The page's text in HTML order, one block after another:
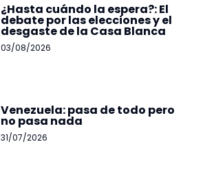
¿Hasta cuándo la espera?: El
debate por las elecciones y el
desgaste de la Casa Blanca
03/08/2026
Venezuela: pasa de todo pero
no pasa nada
31/07/2026